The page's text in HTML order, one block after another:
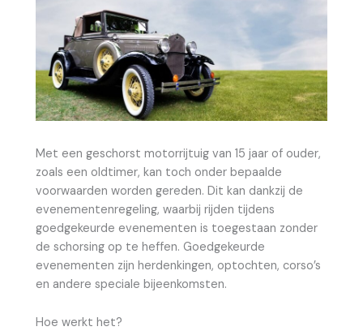
Met een geschorst motorrijtuig van 15 jaar of ouder,
zoals een oldtimer, kan toch onder bepaalde
voorwaarden worden gereden. Dit kan dankzij de
evenementenregeling, waarbij rijden tijdens
goedgekeurde evenementen is toegestaan zonder
de schorsing op te heffen. Goedgekeurde
evenementen zijn herdenkingen, optochten, corso’s
en andere speciale bijeenkomsten.
Hoe werkt het?